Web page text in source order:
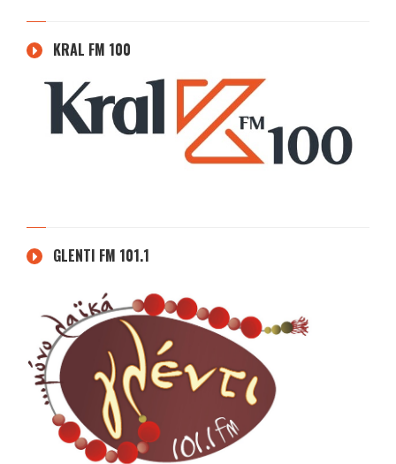
KRAL FM 100
GLENTI FM 101.1